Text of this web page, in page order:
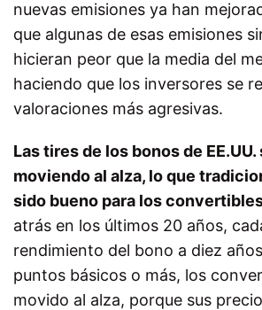
nuevas emisiones ya han
que algunas de esas emisiones
hicieran peor que la media del
haciendo que los inversores se
valoraciones más agresivas.
Las tires de los bonos de
moviendo al alza, lo que
sido bueno para los
atrás en los últimos 20 años,
rendimiento del bono a diez
puntos básicos o más, los
movido al alza, porque sus